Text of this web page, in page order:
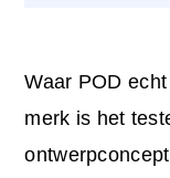
Waar POD
merk is het